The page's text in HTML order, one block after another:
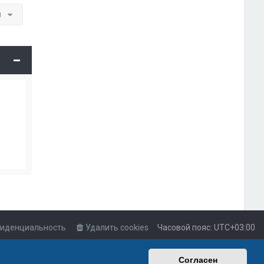
Согласен
Часовой пояс: UTC+03:00
Удалить cookies